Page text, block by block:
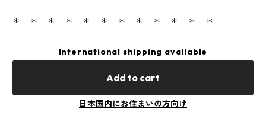
＊ ＊ ＊ ＊ ＊ ＊ ＊ ＊ ＊ ＊ ＊ ＊
International shipping available
Add to cart
日本国内にお住まいの方向け